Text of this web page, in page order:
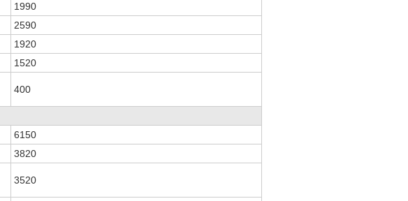
1990
2590
1920
1520
400
6150
3820
3520